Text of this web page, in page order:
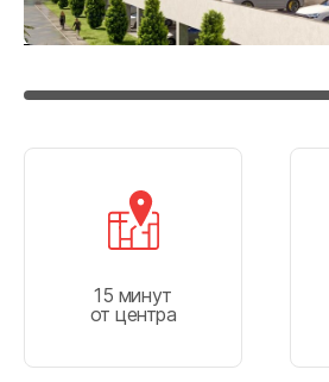
15 минут
от центра